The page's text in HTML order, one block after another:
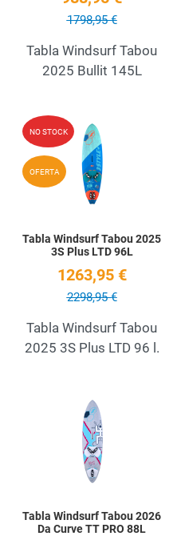
1798,95 €
Tabla Windsurf Tabou
2025 Bullit 145L
Add to Wishlist
Quick View
NO STOCK
OFERTA
Tabla Windsurf Tabou 2025
3S Plus LTD 96L
1263,95 €
2298,95 €
Tabla Windsurf Tabou
2025 3S Plus LTD 96 l.
Tabla Windsurf Tabou 2026
Da Curve TT PRO 88L